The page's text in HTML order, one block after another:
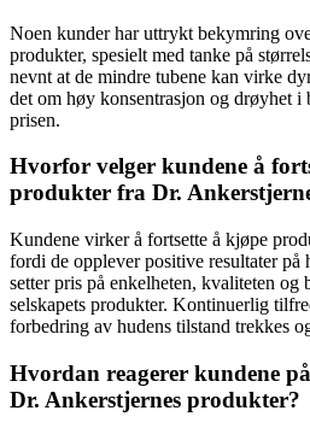
Noen kunder har uttrykt bekymring
produkter, spesielt med tanke på
nevnt at de mindre tubene kan virke
det om høy konsentrasjon og drøyhet
prisen.
Hvorfor velger kundene å
produkter fra Dr.
Kundene virker å fortsette å kjøpe
fordi de opplever positive resultater på
setter pris på enkelheten, kvaliteten og
selskapets produkter. Kontinuerlig
forbedring av hudens tilstand trekkes
Hvordan reagerer kundene
Dr. Ankerstjernes produkter?